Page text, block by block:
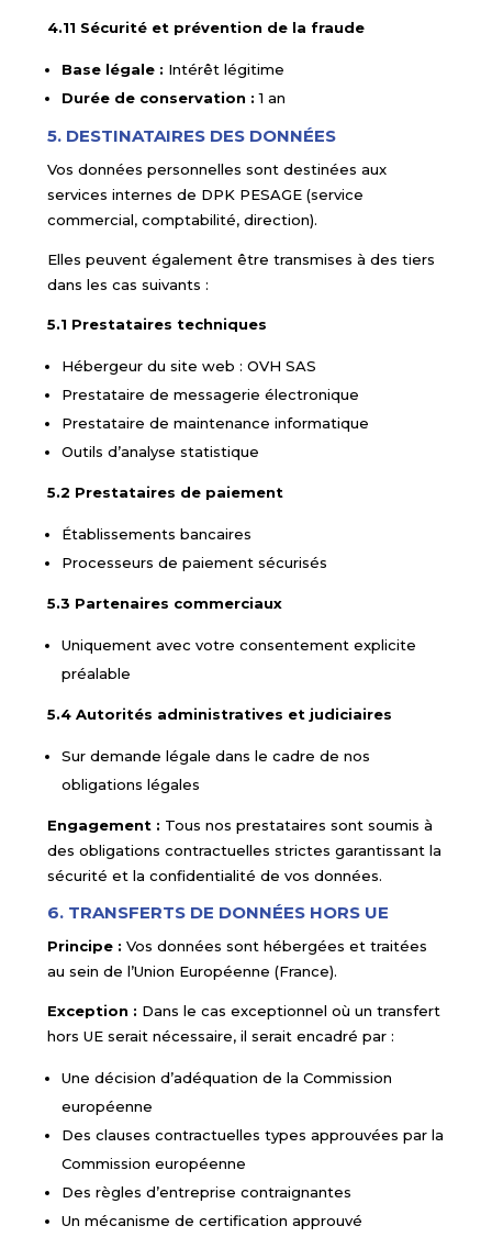
4.11 Sécurité et prévention de la fraude
Base légale : Intérêt légitime
Durée de conservation : 1 an
5. DESTINATAIRES DES DONNÉES
Vos données personnelles sont destinées aux
services internes de DPK PESAGE (service
commercial, comptabilité, direction).
Elles peuvent également être transmises à des tiers
dans les cas suivants :
5.1 Prestataires techniques
Hébergeur du site web : OVH SAS
Prestataire de messagerie électronique
Prestataire de maintenance informatique
Outils d’analyse statistique
5.2 Prestataires de paiement
Établissements bancaires
Processeurs de paiement sécurisés
5.3 Partenaires commerciaux
Uniquement avec votre consentement explicite
préalable
5.4 Autorités administratives et judiciaires
Sur demande légale dans le cadre de nos
obligations légales
Engagement : Tous nos prestataires sont soumis à
des obligations contractuelles strictes garantissant la
sécurité et la confidentialité de vos données.
6. TRANSFERTS DE DONNÉES HORS UE
Principe : Vos données sont hébergées et traitées
au sein de l’Union Européenne (France).
Exception : Dans le cas exceptionnel où un transfert
hors UE serait nécessaire, il serait encadré par :
Une décision d’adéquation de la Commission
européenne
Des clauses contractuelles types approuvées par la
Commission européenne
Des règles d’entreprise contraignantes
Un mécanisme de certification approuvé